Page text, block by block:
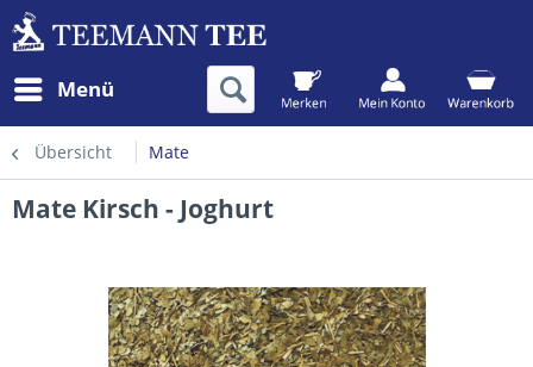
Menü
Übersicht Mate
Mate Kirsch - Joghurt